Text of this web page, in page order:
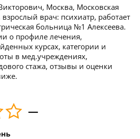
Москва, Московская
врач: психиатр, работает
больница №1 Алексеева.
о профиле лечения,
курсах, категории и
в мед.учреждениях,
стажа, отзывы и оценки
—